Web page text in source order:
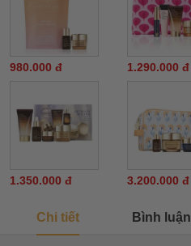
980.000 đ 1.290.000 đ
1.350.000 đ 3.200.000 đ
Chi tiết Bình luận